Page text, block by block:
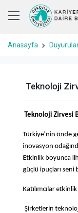
Anasayfa
Teknoloji
Teknoloji Zirvesi
Türkiye’nin önde
inovasyon
Etkinlik boyunca
güçlü ipuçları seni
Katılımcılar
Şirketlerin